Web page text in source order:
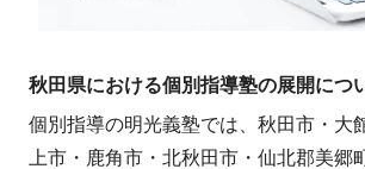
秋田県における個別指導塾の展開につ
個別指導の明光義塾では、秋田市・大
上市・鹿角市・北秋田市・仙北郡美郷